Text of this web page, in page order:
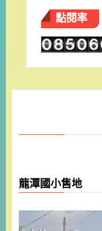
點閱率
龍潭國小售地